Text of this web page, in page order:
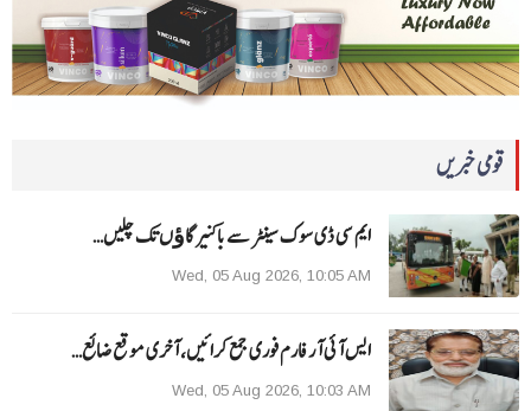
قومی خبریں
ایم سی ڈی سوک سینٹر سے باکنیر گاﺅں تک چلیں…
Wed, 05 Aug 2026, 10:05 AM
ایس آئی آر فارم فوری جمع کرائیں، آخری موقع ضائع…
Wed, 05 Aug 2026, 10:03 AM